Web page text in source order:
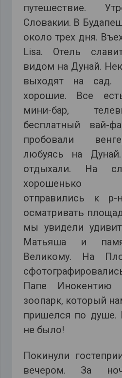
путешествие.
Словакии. В
около трех дня.
Lisa. Отель
видом на Дунай.
выходят на сад.
хорошие. Все
мини-бар,
бесплатный вай-
пробовали
любуясь на
отдыхали. На
хорошенько
отправились к
осматривать
мы увидели
Матьяша и
Великому. На
Папе
зоопарк, который
пришелся по душе.
не было!
Покинули
вечером. За